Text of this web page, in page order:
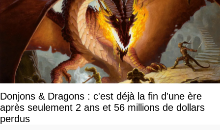
Donjons & Dragons : c'est déjà la fin d'une ère
après seulement 2 ans et 56 millions de dollars
perdus